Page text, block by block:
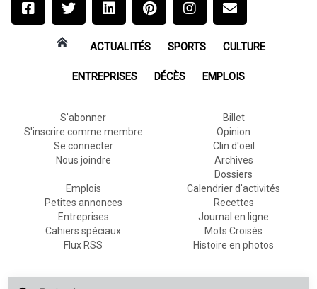
ACTUALITÉS SPORTS CULTURE
ENTREPRISES DÉCÈS EMPLOIS
S'abonner
S'inscrire comme membre
Se connecter
Nous joindre
Billet
Opinion
Clin d'oeil
Archives
Dossiers
Emplois
Petites annonces
Entreprises
Cahiers spéciaux
Flux RSS
Calendrier d'activités
Recettes
Journal en ligne
Mots Croisés
Histoire en photos